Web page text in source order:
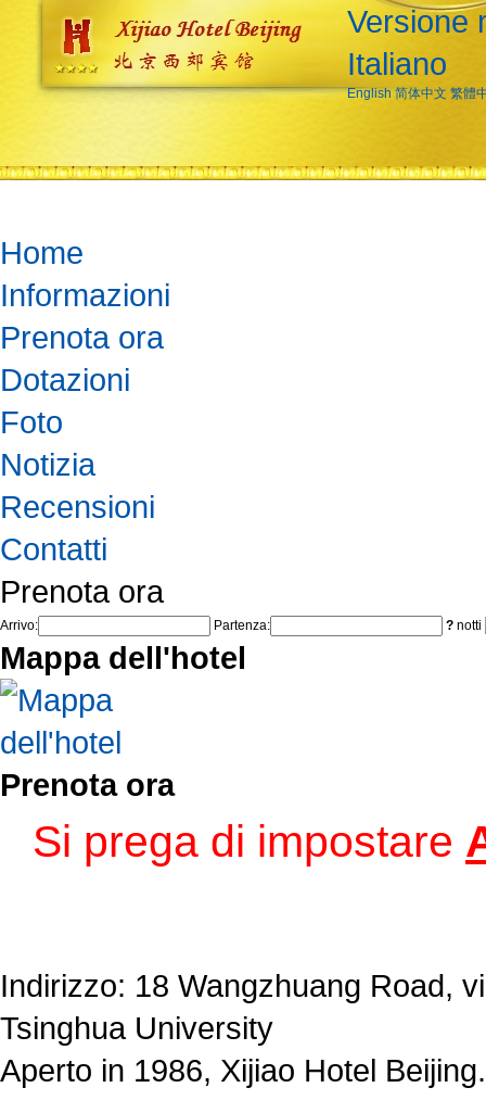
Versione
Italiano
English 简体中文 繁體
Home
Informazioni
Prenota ora
Dotazioni
Foto
Notizia
Recensioni
Contatti
Prenota ora
Arrivo: Partenza: ? notti
Mappa dell'hotel
Prenota ora
Si prega di impostare
Indirizzo: 18 Wangzhuang Road,
Tsinghua University
Aperto in 1986, Xijiao Hotel Beijing.